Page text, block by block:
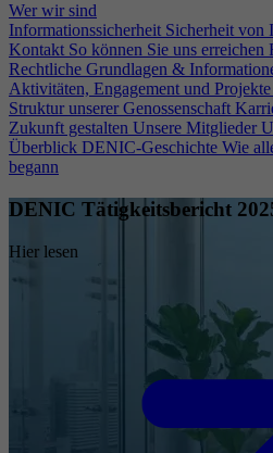
Wer wir sind
Informationssicherheit Sicherheit von
Kontakt So können Sie uns erreichen
Rechtliche Grundlagen &
Aktivitäten, Engagement und Projekte
Struktur unserer Genossenschaft
Zukunft gestalten Unsere Mitglieder
Überblick DENIC-Geschichte Wie
begann
DENIC Tätigkeitsbericht
Hier lesen